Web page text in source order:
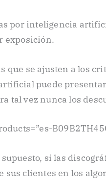
por inteligencia
exposición.
que se ajusten a los
puede
tal vez nunca los
si las
sus clientes en los